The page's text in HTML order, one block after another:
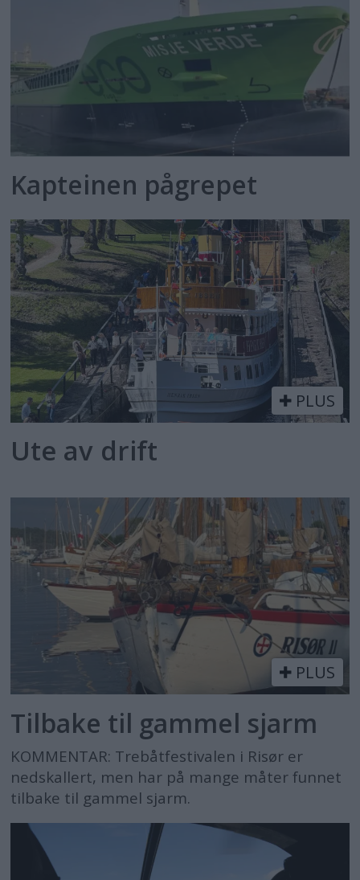
Kapteinen pågrepet
PLUS
Ute av drift
PLUS
Tilbake til gammel sjarm
KOMMENTAR: Trebåtfestivalen i Risør er
nedskallert, men har på mange måter funnet
tilbake til gammel sjarm.